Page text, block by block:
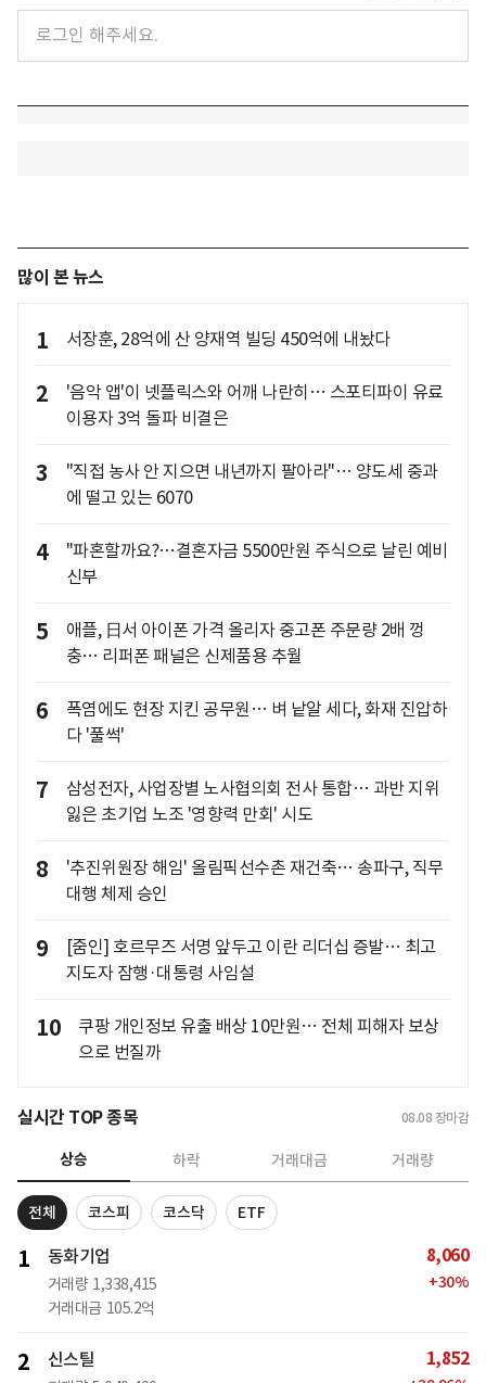
많이 본 뉴스
1 서장훈, 28억에 산 양재역 빌딩 450억에 내놨다
2
'음악 앱'이 넷플릭스와 어깨 나란히… 스포티파이 유료
이용자 3억 돌파 비결은
3
"직접 농사 안 지으면 내년까지 팔아라"… 양도세 중과
에 떨고 있는 6070
4
"파혼할까요?…결혼자금 5500만원 주식으로 날린 예비
신부
5
애플, 日서 아이폰 가격 올리자 중고폰 주문량 2배 껑
충… 리퍼폰 패널은 신제품용 추월
6
폭염에도 현장 지킨 공무원… 벼 낱알 세다, 화재 진압하
다 '풀썩'
7
삼성전자, 사업장별 노사협의회 전사 통합… 과반 지위
잃은 초기업 노조 '영향력 만회' 시도
8
'추진위원장 해임' 올림픽선수촌 재건축… 송파구, 직무
대행 체제 승인
9
[줌인] 호르무즈 서명 앞두고 이란 리더십 증발… 최고
지도자 잠행·대통령 사임설
10
쿠팡 개인정보 유출 배상 10만원… 전체 피해자 보상
으로 번질까
실시간 TOP 종목 08.08 장마감
상승 하락 거래대금 거래량
전체 코스피 코스닥 ETF
1 동화기업
거래량 1,338,415
거래대금 105.2억
8,060
+30%
2 신스틸 1,852